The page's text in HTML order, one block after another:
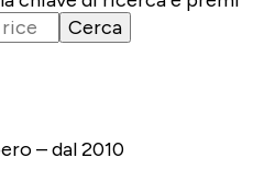
– dal 2010